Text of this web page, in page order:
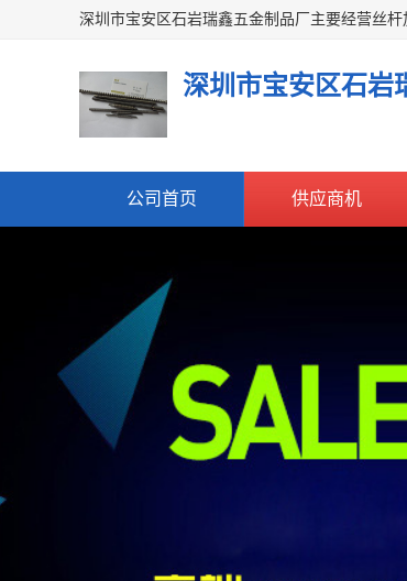
深圳市宝安区石岩
公司首页 供应商机